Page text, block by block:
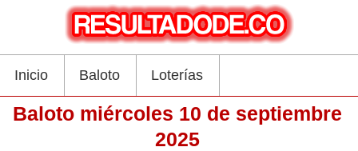
Inicio Baloto Loterías
Baloto miércoles 10 de septiembre
2025